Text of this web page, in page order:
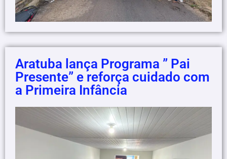
Aratuba lança Programa ” Pai
Presente” e reforça cuidado com
a Primeira Infância